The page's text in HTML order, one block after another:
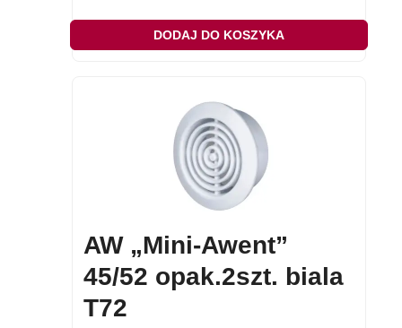
DODAJ DO KOSZYKA
AW „Mini-Awent”
45/52 opak.2szt. biala
T72